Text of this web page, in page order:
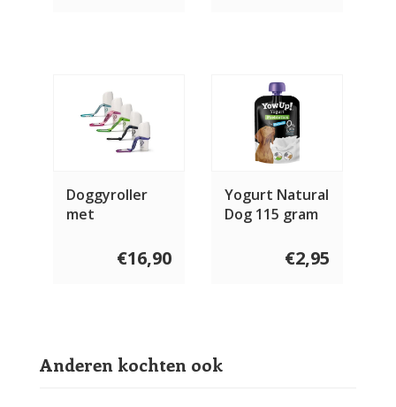
Doggyroller
met
€16,90
Yogurt Natural
Dog 115 gram
€2,95
Anderen kochten ook